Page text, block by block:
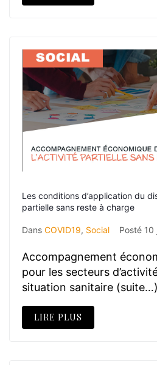
Les conditions d’application du
partielle sans reste à charge
Dans COVID19, Social Posté 10
Accompagnement
pour les secteurs
situation sanitaire (suite…)
LIRE PLUS